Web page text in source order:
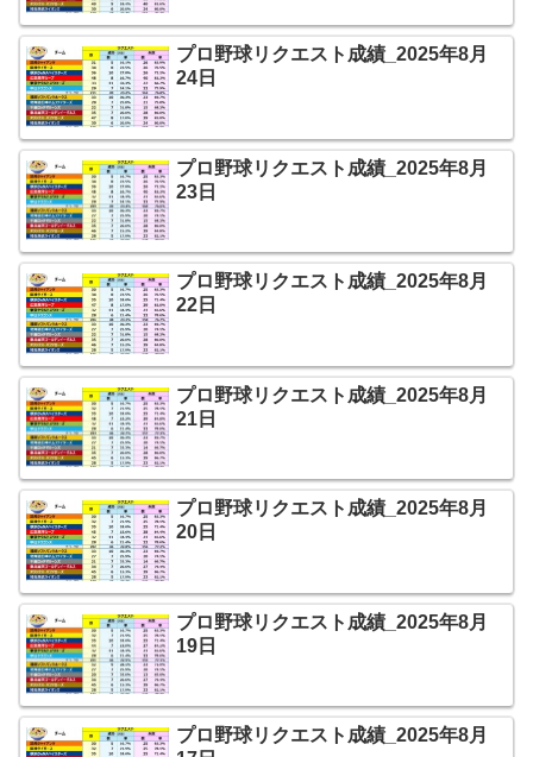
プロ野球リクエスト成績_2025年8月
24日
プロ野球リクエスト成績_2025年8月
23日
プロ野球リクエスト成績_2025年8月
22日
プロ野球リクエスト成績_2025年8月
21日
プロ野球リクエスト成績_2025年8月
20日
プロ野球リクエスト成績_2025年8月
19日
プロ野球リクエスト成績_2025年8月